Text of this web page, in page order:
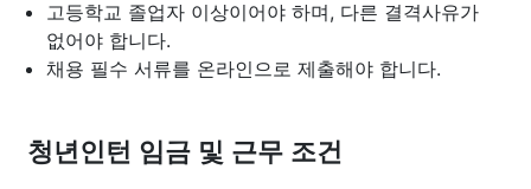
고등학교 졸업자 이상이어야 하며, 다른 결격사유가
없어야 합니다.
채용 필수 서류를 온라인으로 제출해야 합니다.
청년인턴 임금 및 근무 조건